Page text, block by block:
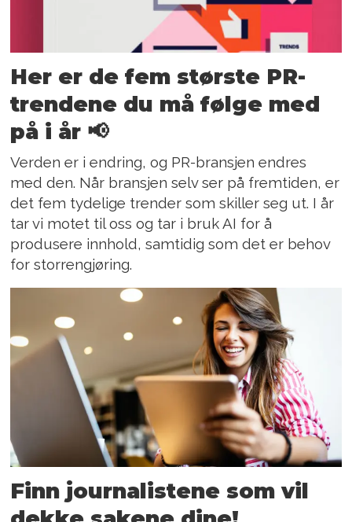
Her er de fem største PR-
trendene du må følge med
på i år 📢
Verden er i endring, og PR-bransjen endres
med den. Når bransjen selv ser på fremtiden, er
det fem tydelige trender som skiller seg ut. I år
tar vi motet til oss og tar i bruk AI for å
produsere innhold, samtidig som det er behov
for storrengjøring.
Finn journalistene som vil